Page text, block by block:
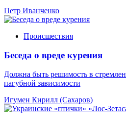
Петр Иванченко
Происшествия
Беседа о вреде курения
Должна быть решимость в
пагубной зависимости
Игумен Кирилл (Сахаров)